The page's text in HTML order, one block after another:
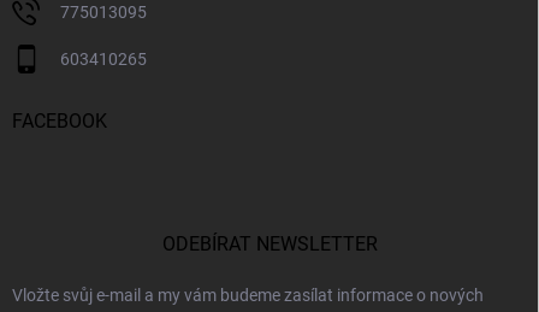
775013095
603410265
FACEBOOK
ODEBÍRAT NEWSLETTER
Vložte svůj e-mail a my vám budeme zasílat informace o nových